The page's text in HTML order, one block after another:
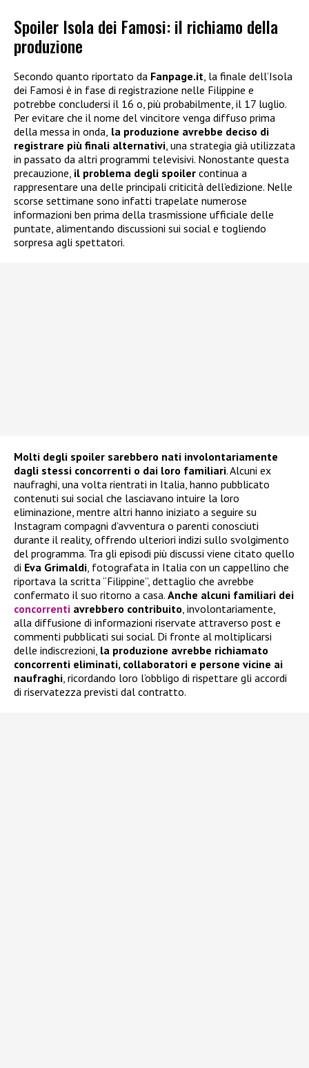
Spoiler Isola dei Famosi: il richiamo della
produzione
Secondo quanto riportato da Fanpage.it, la finale dell’Isola
dei Famosi è in fase di registrazione nelle Filippine e
potrebbe concludersi il 16 o, più probabilmente, il 17 luglio.
Per evitare che il nome del vincitore venga diffuso prima
della messa in onda, la produzione avrebbe deciso di
registrare più finali alternativi, una strategia già utilizzata
in passato da altri programmi televisivi. Nonostante questa
precauzione, il problema degli spoiler continua a
rappresentare una delle principali criticità dell’edizione. Nelle
scorse settimane sono infatti trapelate numerose
informazioni ben prima della trasmissione ufficiale delle
puntate, alimentando discussioni sui social e togliendo
sorpresa agli spettatori.
Molti degli spoiler sarebbero nati involontariamente
dagli stessi concorrenti o dai loro familiari. Alcuni ex
naufraghi, una volta rientrati in Italia, hanno pubblicato
contenuti sui social che lasciavano intuire la loro
eliminazione, mentre altri hanno iniziato a seguire su
Instagram compagni d’avventura o parenti conosciuti
durante il reality, offrendo ulteriori indizi sullo svolgimento
del programma. Tra gli episodi più discussi viene citato quello
di Eva Grimaldi, fotografata in Italia con un cappellino che
riportava la scritta “Filippine”, dettaglio che avrebbe
confermato il suo ritorno a casa. Anche alcuni familiari dei
concorrenti avrebbero contribuito, involontariamente,
alla diffusione di informazioni riservate attraverso post e
commenti pubblicati sui social. Di fronte al moltiplicarsi
delle indiscrezioni, la produzione avrebbe richiamato
concorrenti eliminati, collaboratori e persone vicine ai
naufraghi, ricordando loro l’obbligo di rispettare gli accordi
di riservatezza previsti dal contratto.